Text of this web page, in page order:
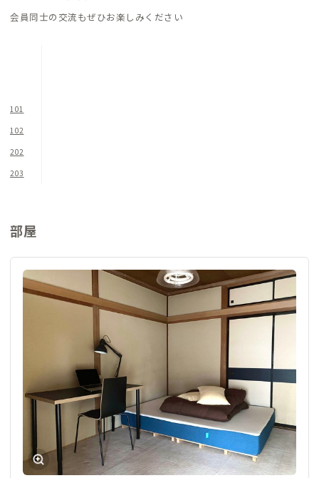
すすめです。
仕事に疲れたら、少し足を伸ばして旧軽井沢商店街や大型アウ
トレットで買い物したり、近くの温泉でリフレッシュしたり。一
度では味わい尽くせない魅力あふれる中軽井沢。また来たくな
会員同士の交流もぜひお楽しみください
101
102
202
203
部屋